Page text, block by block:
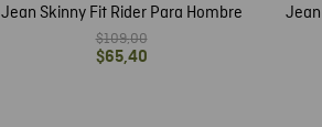
Jean Skinny Fit Rider Para Hombre
$109,00
$65,40